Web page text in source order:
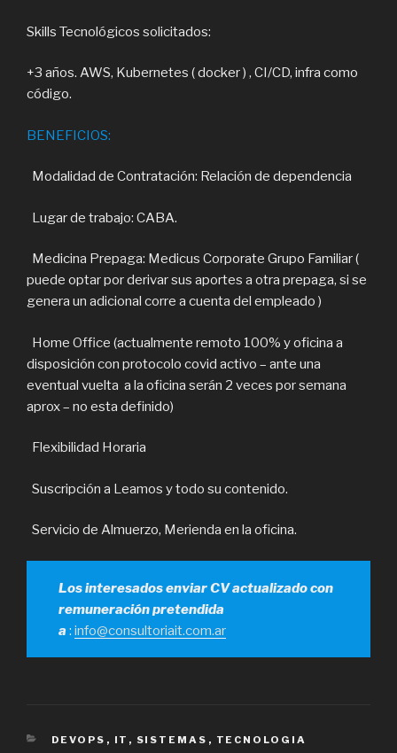
Skills Tecnológicos solicitados:
+3 años. AWS, Kubernetes ( docker ) , CI/CD, infra como
código.
BENEFICIOS:
Modalidad de Contratación: Relación de dependencia
Lugar de trabajo: CABA.
Medicina Prepaga: Medicus Corporate Grupo Familiar (
puede optar por derivar sus aportes a otra prepaga, si se
genera un adicional corre a cuenta del empleado )
Home Office (actualmente remoto 100% y oficina a
disposición con protocolo covid activo – ante una
eventual vuelta a la oficina serán 2 veces por semana
aprox – no esta definido)
Flexibilidad Horaria
Suscripción a Leamos y todo su contenido.
Servicio de Almuerzo, Merienda en la oficina.
Los interesados enviar CV actualizado con
remuneración pretendida
a: info@consultoriait.com.ar
CATEGORÍAS
DEVOPS , IT , SISTEMAS , TECNOLOGIA